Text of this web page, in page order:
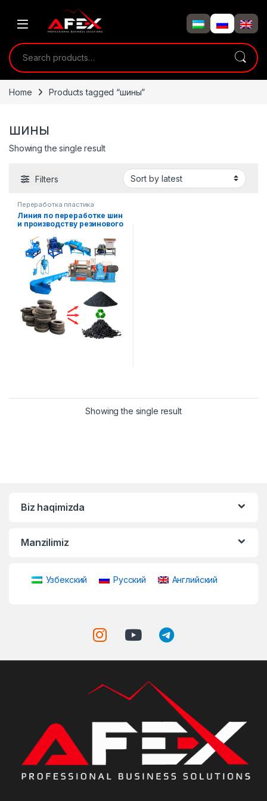
Search for:
Home Products tagged “шины”
шины
Showing the single result
Filters
Переработка пластика
Линия по переработке шин
и производству резинового
Showing the single result
Biz haqimizda
Manzilimiz
Узбекский Русский Английский